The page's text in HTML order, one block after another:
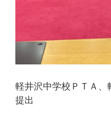
軽井沢中学校ＰＴＡ、
提出